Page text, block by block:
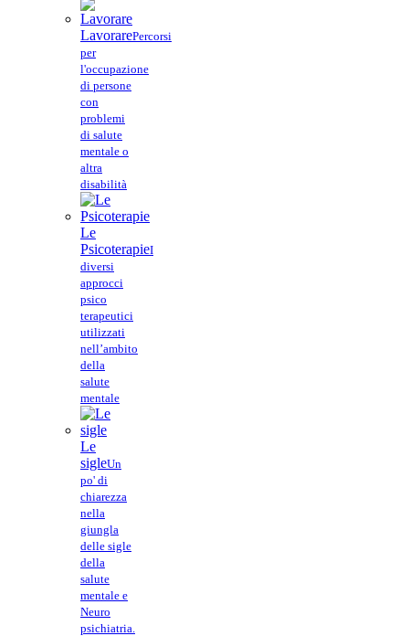
LavorarePercorsi
per
l'occupazione
di persone
con
problemi
di salute
mentale o
altra
disabilità
Le
PsicoterapieI
diversi
approcci
psico
terapeutici
utilizzati
nell’ambito
della
salute
mentale
Le
sigleUn
po' di
chiarezza
nella
giungla
delle sigle
della
salute
mentale e
Neuro
psichiatria.